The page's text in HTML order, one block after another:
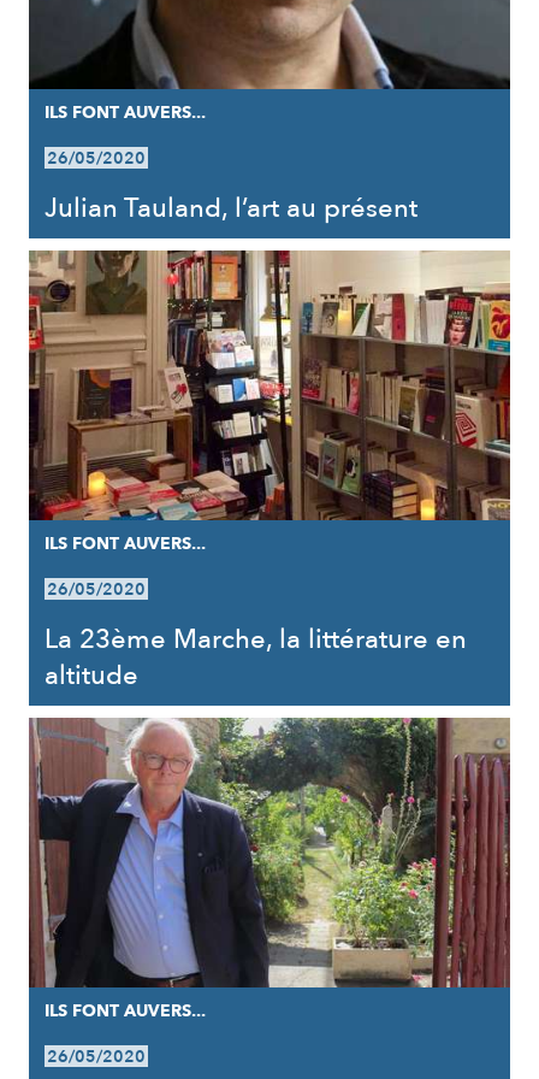
ILS FONT AUVERS...
26/05/2020
Julian Tauland, l’art au présent
ILS FONT AUVERS...
26/05/2020
La 23ème Marche, la littérature en
altitude
ILS FONT AUVERS...
26/05/2020